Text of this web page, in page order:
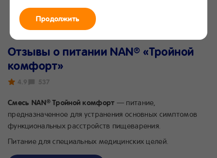
Отзывы о питании NAN®«Тройной
комфорт»
4.9 537
Смесь NAN®Тройной комфорт — питание,
предназначенное для устранения основных симптомов
функциональных расстройств пищеварения.
Питание для специальных медицинских целей.
Продолжить